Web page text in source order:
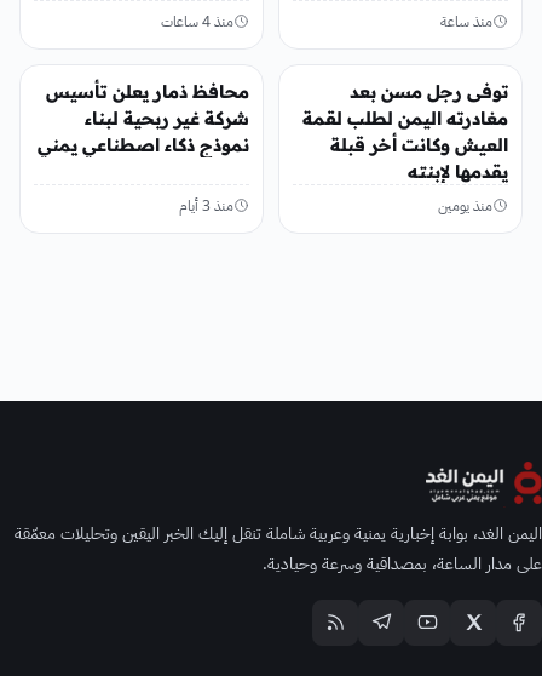
منذ ساعة منذ 4 ساعات
منوعات
توفى رجل مسن بعد
مغادرته اليمن لطلب لقمة
العيش وكانت أخر قبلة
يقدمها لإبنته
منذ يومين
منوعات
محافظ ذمار يعلن تأسيس
شركة غير ربحية لبناء
نموذج ذكاء اصطناعي يمني
منذ 3 أيام
اليمن الغد، بوابة إخبارية يمنية وعربية شاملة تنقل إليك الخبر اليقين وتحليلات معمّقة
على مدار الساعة، بمصداقية وسرعة وحيادية.